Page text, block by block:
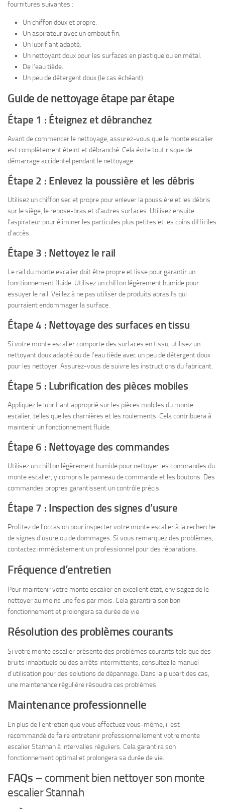
fournitures suivantes :
Un chiffon doux et propre.
Un aspirateur avec un embout fin.
Un lubrifiant adapté.
Un nettoyant doux pour les surfaces en plastique ou en métal.
De l’eau tiède.
Un peu de détergent doux (le cas échéant).
Guide de nettoyage étape par étape
Étape 1 : Éteignez et débranchez
Avant de commencer le nettoyage, assurez-vous que le monte escalier
est complètement éteint et débranché. Cela évite tout risque de
démarrage accidentel pendant le nettoyage.
Étape 2 : Enlevez la poussière et les débris
Utilisez un chiffon sec et propre pour enlever la poussière et les débris
sur le siège, le repose-bras et d’autres surfaces. Utilisez ensuite
l’aspirateur pour éliminer les particules plus petites et les coins difficiles
d’accès.
Étape 3 : Nettoyez le rail
Le rail du monte escalier doit être propre et lisse pour garantir un
fonctionnement fluide. Utilisez un chiffon légèrement humide pour
essuyer le rail. Veillez à ne pas utiliser de produits abrasifs qui
pourraient endommager la surface.
Étape 4 : Nettoyage des surfaces en tissu
Si votre monte escalier comporte des surfaces en tissu, utilisez un
nettoyant doux adapté ou de l’eau tiède avec un peu de détergent doux
pour les nettoyer. Assurez-vous de suivre les instructions du fabricant.
Étape 5 : Lubrification des pièces mobiles
Appliquez le lubrifiant approprié sur les pièces mobiles du monte
escalier, telles que les charnières et les roulements. Cela contribuera à
maintenir un fonctionnement fluide.
Étape 6 : Nettoyage des commandes
Utilisez un chiffon légèrement humide pour nettoyer les commandes du
monte escalier, y compris le panneau de commande et les boutons. Des
commandes propres garantissent un contrôle précis.
Étape 7 : Inspection des signes d’usure
Profitez de l’occasion pour inspecter votre monte escalier à la recherche
de signes d’usure ou de dommages. Si vous remarquez des problèmes,
contactez immédiatement un professionnel pour des réparations.
Fréquence d’entretien
Pour maintenir votre monte escalier en excellent état, envisagez de le
nettoyer au moins une fois par mois. Cela garantira son bon
fonctionnement et prolongera sa durée de vie.
Résolution des problèmes courants
Si votre monte escalier présente des problèmes courants tels que des
bruits inhabituels ou des arrêts intermittents, consultez le manuel
d’utilisation pour des solutions de dépannage. Dans la plupart des cas,
une maintenance régulière résoudra ces problèmes.
Maintenance professionnelle
En plus de l’entretien que vous effectuez vous-même, il est
recommandé de faire entretenir professionnellement votre monte
escalier Stannah à intervalles réguliers. Cela garantira son
fonctionnement optimal et prolongera sa durée de vie.
FAQs – comment bien nettoyer son monte
escalier Stannah